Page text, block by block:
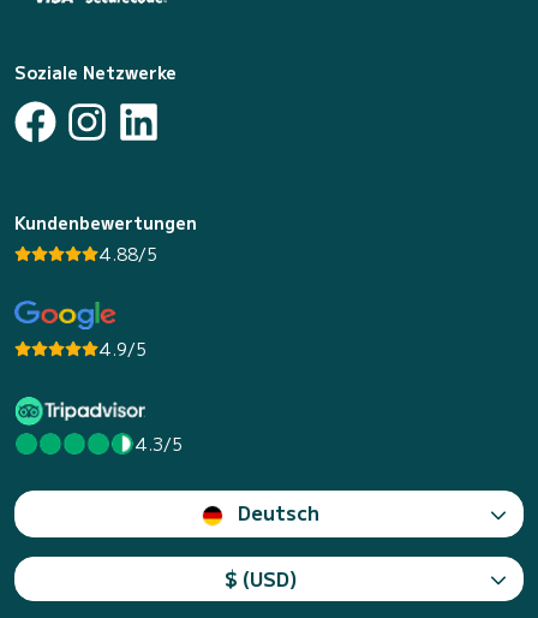
Soziale Netzwerke
Kundenbewertungen
4.88/5
4.9/5
4.3/5
Deutsch
$ (USD)